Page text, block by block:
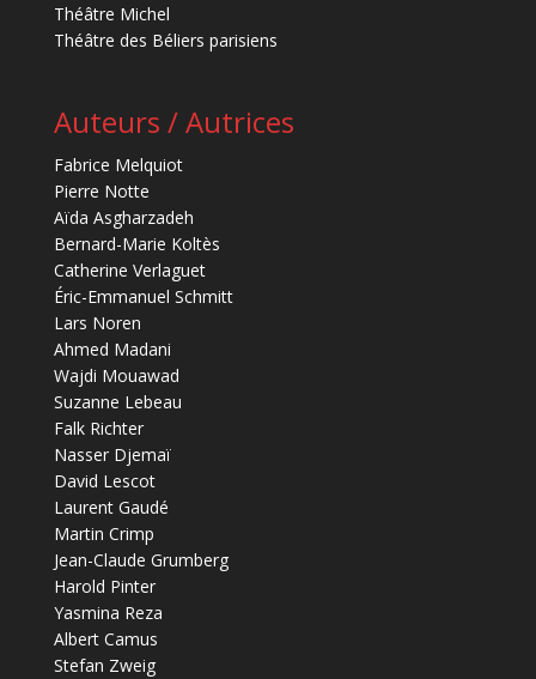
Théâtre Michel
Théâtre des Béliers parisiens
Auteurs / Autrices
Fabrice Melquiot
Pierre Notte
Aïda Asgharzadeh
Bernard-Marie Koltès
Catherine Verlaguet
Éric-Emmanuel Schmitt
Lars Noren
Ahmed Madani
Wajdi Mouawad
Suzanne Lebeau
Falk Richter
Nasser Djemaï
David Lescot
Laurent Gaudé
Martin Crimp
Jean-Claude Grumberg
Harold Pinter
Yasmina Reza
Albert Camus
Stefan Zweig